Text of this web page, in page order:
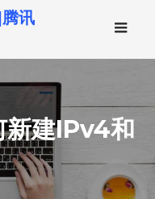
讯
新建IPv4和